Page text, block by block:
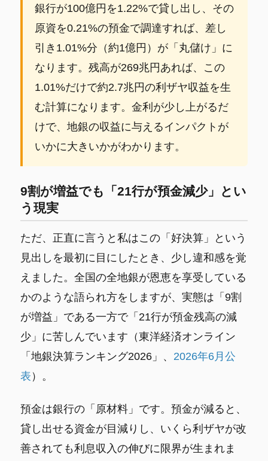
銀行が100億円を1.22%で貸し出し、その
原資を0.21%の預金で調達すれば、差し
引き1.01%分（約1億円）が「丸儲け」に
なります。残高が269兆円あれば、この
1.01%だけで約2.7兆円の利ザヤ収益を生
む計算になります。金利が少し上がるだ
けで、地銀の収益に与えるインパクトが
いかに大きいかがわかります。
9割が増益でも「21行が預金減少」とい
う現実
ただ、正直に言うと私はこの「好決算」という
見出しを最初に目にしたとき、少し違和感を覚
えました。全国の全地銀が恩恵を享受している
かのような語られ方をしますが、実態は「9割
が増益」である一方で「21行が預金残高の減
少」に苦しんでいます（東洋経済オンライン
「地銀決算ランキング2026」、 2026年6月公
表 ）。
預金は銀行の「原材料」です。預金が減ると、
貸し出せる資金が目減りし、いくら利ザヤが改
善されても利息収入の伸びに限界が生まれま